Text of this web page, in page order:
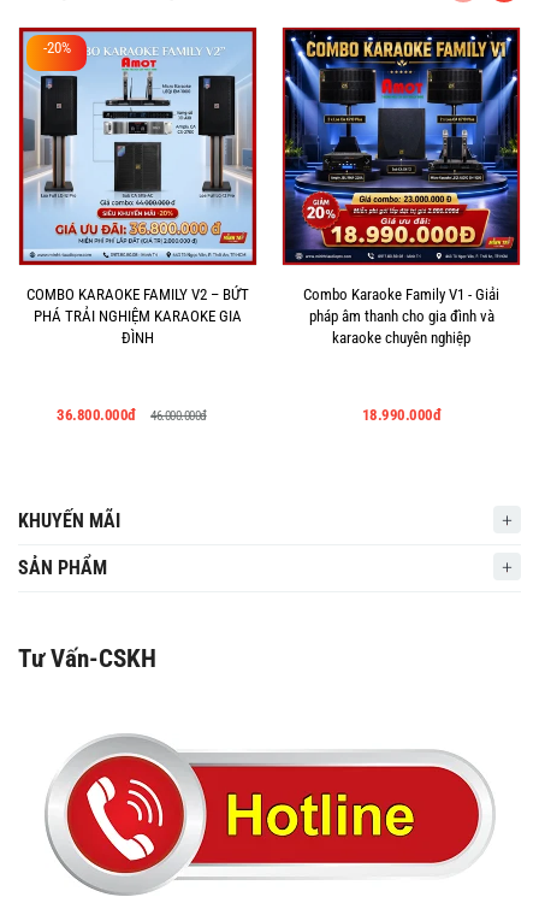
-20%
COMBO KARAOKE FAMILY V2 – BỨT
PHÁ TRẢI NGHIỆM KARAOKE GIA
ĐÌNH
36.800.000đ 46.000.000đ
Combo Karaoke Family V1 - Giải
pháp âm thanh cho gia đình và
karaoke chuyên nghiệp
18.990.000đ
KHUYẾN MÃI
SẢN PHẨM
Tư Vấn-CSKH